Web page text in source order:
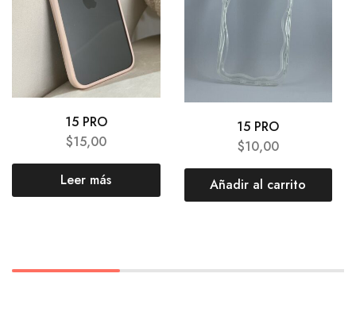
15 PRO
$15,00
Leer más
15 PRO
$10,00
Añadir al carrito